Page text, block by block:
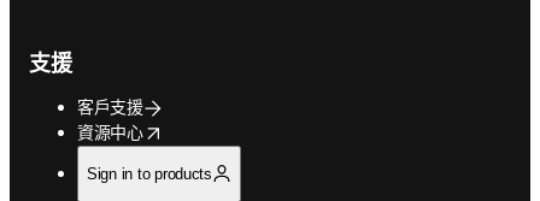
支援
客戶支援
資源中心
opens in new tab/window
Sign in to products